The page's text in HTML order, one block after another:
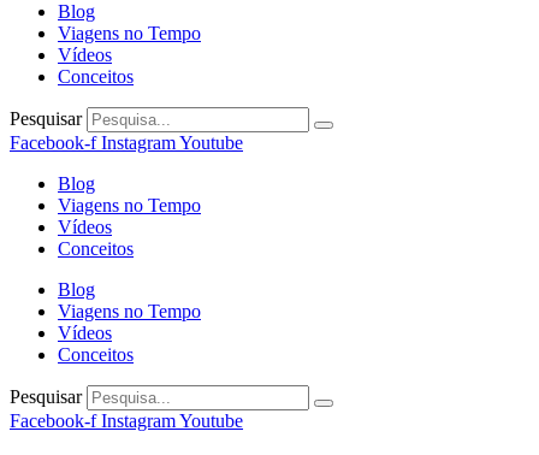
Blog
Viagens no Tempo
Vídeos
Conceitos
Pesquisar
Facebook-f InstagramYoutube
Blog
Viagens no Tempo
Vídeos
Conceitos
Blog
Viagens no Tempo
Vídeos
Conceitos
Pesquisar
Facebook-f InstagramYoutube